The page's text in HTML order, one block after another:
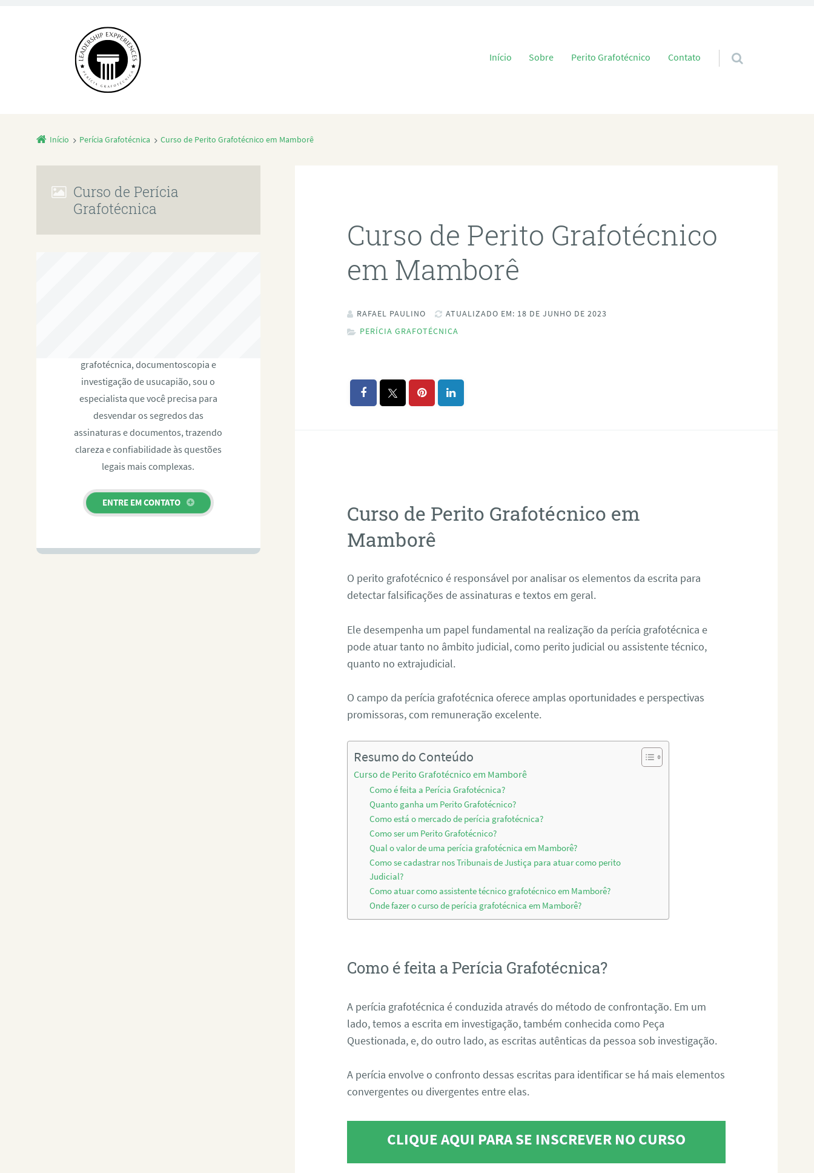
Pular para o conteúdo
Início Sobre Perito Grafotécnico Contato
Início Perícia Grafotécnica Curso de Perito Grafotécnico em Mamborê
Curso de Perito Grafotécnico
em Mamborê
RAFAEL PAULINO
ATUALIZADO EM: 18 DE JUNHO DE 2023
PERÍCIA GRAFOTÉCNICA
Curso de Perito Grafotécnico em
Mamborê
O perito grafotécnico é responsável por analisar os elementos da escrita para
detectar falsificações de assinaturas e textos em geral.
Ele desempenha um papel fundamental na realização da perícia grafotécnica e
pode atuar tanto no âmbito judicial, como perito judicial ou assistente técnico,
quanto no extrajudicial.
O campo da perícia grafotécnica oferece amplas oportunidades e perspectivas
promissoras, com remuneração excelente.
Resumo do Conteúdo
Curso de Perito Grafotécnico em Mamborê
Como é feita a Perícia Grafotécnica?
Quanto ganha um Perito Grafotécnico?
Como está o mercado de perícia grafotécnica?
Como ser um Perito Grafotécnico?
Qual o valor de uma perícia grafotécnica em Mamborê?
Como se cadastrar nos Tribunais de Justiça para atuar como perito
Judicial?
Como atuar como assistente técnico grafotécnico em Mamborê?
Onde fazer o curso de perícia grafotécnica em Mamborê?
Como é feita a Perícia Grafotécnica?
A perícia grafotécnica é conduzida através do método de confrontação. Em um
lado, temos a escrita em investigação, também conhecida como Peça
Questionada, e, do outro lado, as escritas autênticas da pessoa sob investigação.
A perícia envolve o confronto dessas escritas para identificar se há mais elementos
convergentes ou divergentes entre elas.
CLIQUE AQUI PARA SE INSCREVER NO CURSO
Curso de Perícia
Grafotécnica
grafotécnica, documentoscopia e
investigação de usucapião, sou o
especialista que você precisa para
desvendar os segredos das
assinaturas e documentos, trazendo
clareza e confiabilidade às questões
legais mais complexas.
ENTRE EM CONTATO